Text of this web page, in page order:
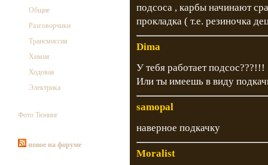
Общие
Разговорчики
Трансмиссия
Химия
Ходовая
Электрика
Фото Тюнинг
новое на форуме
подсоса , карбы начинают
прокладка ( т.е. резиночка
Dima
У тебя работает подсос???!!!
Или ты имеешь в виду
samopal
наверное подкачку
Moralist